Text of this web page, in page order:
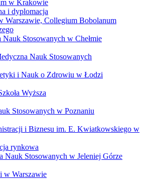
w Krakowie
i dyplomacja
Warszawie, Collegium Bobolanum
Stosowanych w Chełmie
Nauk Stosowanych
i Nauk o Zdrowiu w Łodzi
Wyższa
Stosowanych w Poznaniu
i Biznesu im. E. Kwiatkowskiego w
rynkowa
Nauk Stosowanych w Jeleniej Górze
w Warszawie